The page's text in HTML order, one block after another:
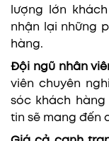
lượng lớn
nhận lại những
hàng.
Đội ngũ nhân
viên chuyên
sóc khách
tin sẽ mang đến